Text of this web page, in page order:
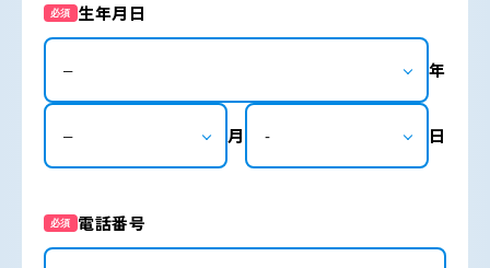
必須 生年月日
年
月 日
必須 電話番号